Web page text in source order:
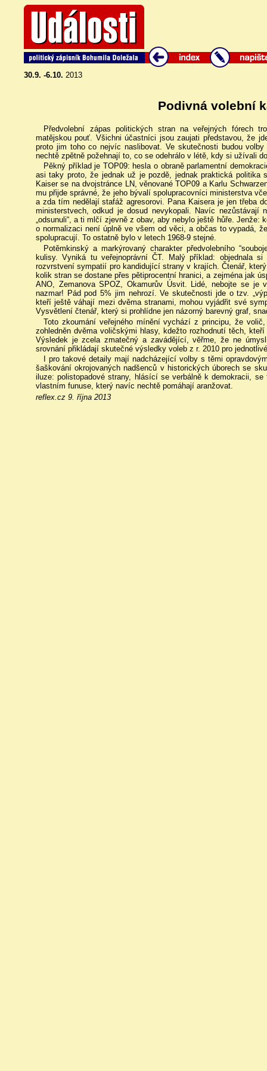
30.9. -6.10. 2013
Podivná volební
Předvolební zápas politických stran na veřejných fórech
matějskou pouť. Všichni účastníci jsou zaujati představou, že
proto jim toho co nejvíc naslibovat. Ve skutečnosti budou
nechtě zpětně požehnají to, co se odehrálo v létě, kdy si užívali
Pěkný příklad je TOP09: hesla o obraně parlamentní
asi taky proto, že jednak už je pozdě, jednak praktická politika
Kaiser se na dvojstránce LN, věnované TOP09 a Karlu
mu přijde správné, že jeho bývalí spolupracovníci ministerstva
a zda tím nedělají stafáž agresorovi. Pana Kaisera je jen třeba
ministerstvech, odkud je dosud nevykopali. Navíc
„odsunuli“, a ti mlčí zjevně z obav, aby nebylo ještě hůře.
o normalizaci není úplně ve všem od věci, a občas to vypadá,
spolupracují. To ostatně bylo v letech 1968-9 stejné.
Potěmkinský a markýrovaný charakter předvolebního
kulisy. Vyniká tu veřejnoprávní ČT. Malý příklad: objednala
rozvrstvení sympatií pro kandidující strany v krajích. Čtenář,
kolik stran se dostane přes pětiprocentní hranici, a zejména jak
ANO, Zemanova SPOZ, Okamurův Úsvit. Lidé, nebojte se je
nazmar! Pád pod 5% jim nehrozí. Ve skutečnosti jde o tzv.
kteří ještě váhají mezi dvěma stranami, mohou vyjádřit své
Vysvětlení čtenář, který si prohlídne jen názorný barevný graf,
Toto zkoumání veřejného mínění vychází z principu, že
zohledněn dvěma voličskými hlasy, kdežto rozhodnutí těch,
Výsledek je zcela zmatečný a zavádějící, věřme, že ne
srovnání přikládají skutečné výsledky voleb z r. 2010 pro
I pro takové detaily mají nadcházející volby s těmi
šaškování okrojovaných nadšenců v historických úborech se
iluze: polistopadové strany, hlásící se verbálně k demokracii,
vlastním funuse, který navíc nechtě pomáhají aranžovat.
reflex.cz 9. října 2013